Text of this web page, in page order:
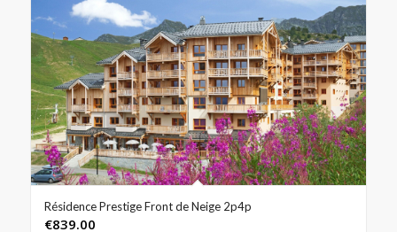
Résidence Prestige Front de Neige 2p4p
€839.00